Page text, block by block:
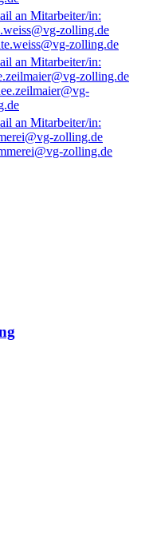
zolling.de
zolling.de